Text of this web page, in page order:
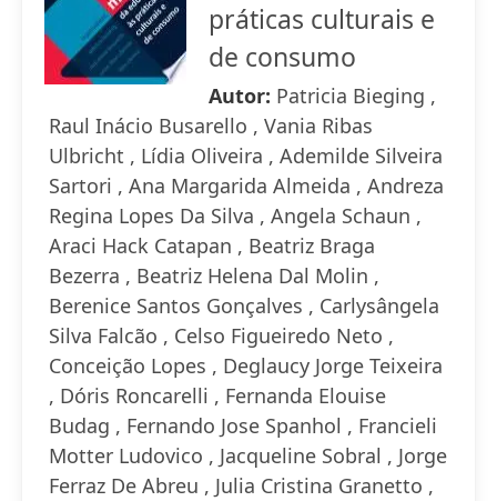
práticas culturais e
de consumo
Autor: Patricia Bieging ,
Raul Inácio Busarello , Vania Ribas
Ulbricht , Lídia Oliveira , Ademilde Silveira
Sartori , Ana Margarida Almeida , Andreza
Regina Lopes Da Silva , Angela Schaun ,
Araci Hack Catapan , Beatriz Braga
Bezerra , Beatriz Helena Dal Molin ,
Berenice Santos Gonçalves , Carlysângela
Silva Falcão , Celso Figueiredo Neto ,
Conceição Lopes , Deglaucy Jorge Teixeira
, Dóris Roncarelli , Fernanda Elouise
Budag , Fernando Jose Spanhol , Francieli
Motter Ludovico , Jacqueline Sobral , Jorge
Ferraz De Abreu , Julia Cristina Granetto ,